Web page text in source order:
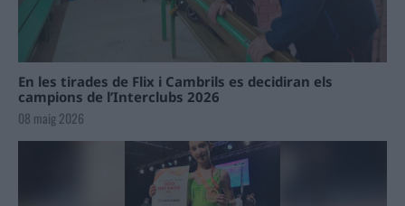
En les tirades de Flix i Cambrils es decidiran els
campions de l’Interclubs 2026
08 maig 2026